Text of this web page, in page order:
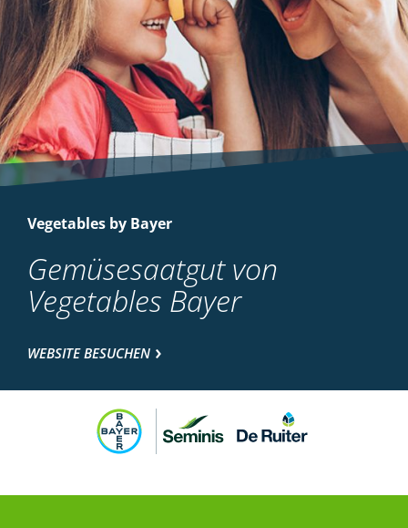
Vegetables by Bayer
Gemüsesaatgut von
Vegetables Bayer
WEBSITE BESUCHEN